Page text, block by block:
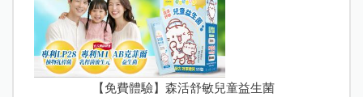
【免費體驗】森活舒敏兒童益生菌